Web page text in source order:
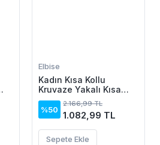
Elbise
Kadın Kısa Kollu
Kruvaze Yakalı Kısa
Krop Ottoman Bluz Ve
Midi Etek Ikili Takım
%50
2.166,99 TL
1.082,99 TL
Sepete Ekle